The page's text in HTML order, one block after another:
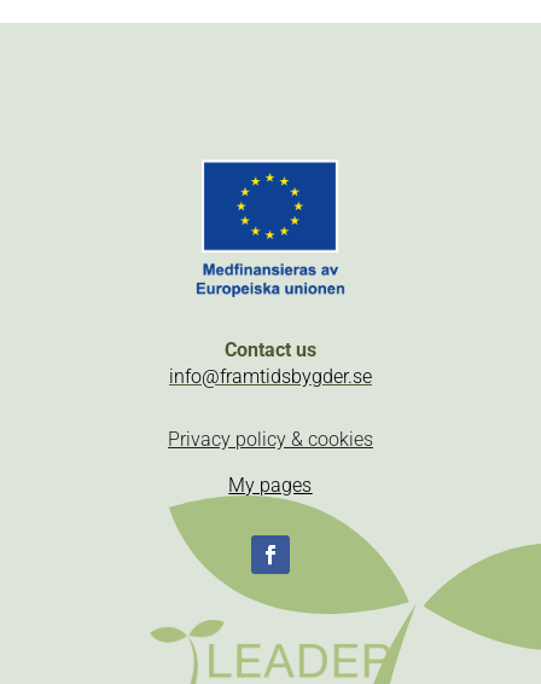
Contact us
info@framtidsbygder.se
Privacy policy & cookies
My pages